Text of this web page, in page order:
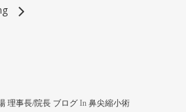
理事長/院長 ブログ In 鼻尖縮小術